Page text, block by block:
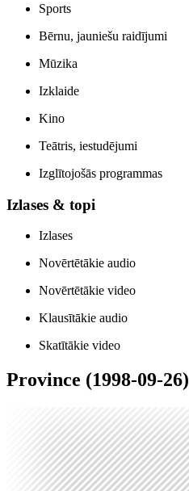
Sports
Bērnu, jauniešu raidījumi
Mūzika
Izklaide
Kino
Teātris, iestudējumi
Izglītojošās programmas
Izlases & topi
Izlases
Novērtētākie audio
Novērtētākie video
Klausītākie audio
Skatītākie video
Province (1998-09-26)